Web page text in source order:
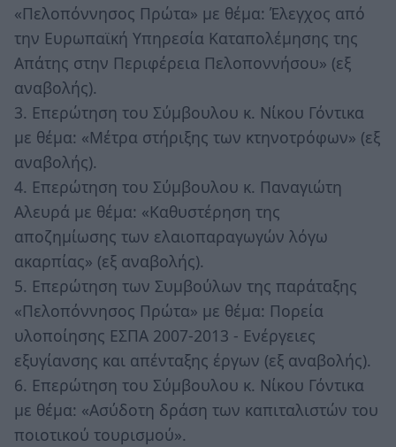
«Πελοπόννησος Πρώτα» με θέμα: Έλεγχος από
την Ευρωπαϊκή Υπηρεσία Καταπολέμησης της
Απάτης στην Περιφέρεια Πελοποννήσου» (εξ
αναβολής).
3. Επερώτηση του Σύμβουλου κ. Νίκου Γόντικα
με θέμα: «Μέτρα στήριξης των κτηνοτρόφων» (εξ
αναβολής).
4. Επερώτηση του Σύμβουλου κ. Παναγιώτη
Αλευρά με θέμα: «Καθυστέρηση της
αποζημίωσης των ελαιοπαραγωγών λόγω
ακαρπίας» (εξ αναβολής).
5. Επερώτηση των Συμβούλων της παράταξης
«Πελοπόννησος Πρώτα» με θέμα: Πορεία
υλοποίησης ΕΣΠΑ 2007-2013 - Ενέργειες
εξυγίανσης και απένταξης έργων (εξ αναβολής).
6. Επερώτηση του Σύμβουλου κ. Νίκου Γόντικα
με θέμα: «Ασύδοτη δράση των καπιταλιστών του
ποιοτικού τουρισμού».